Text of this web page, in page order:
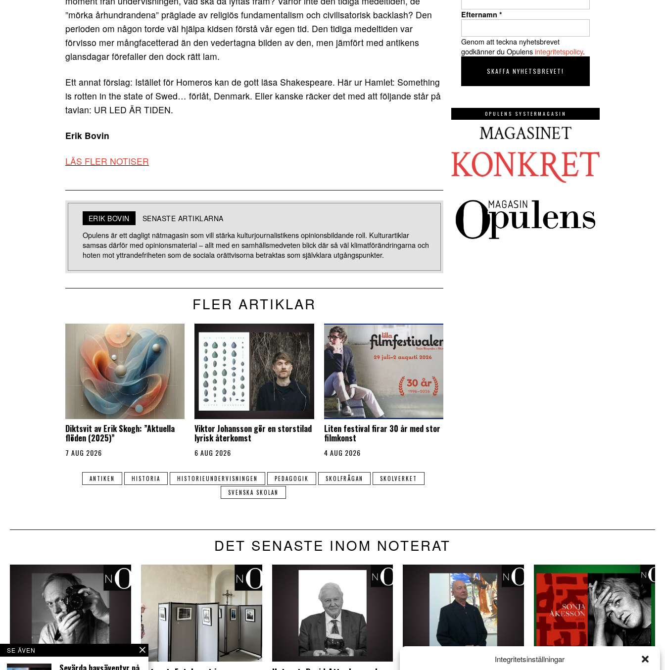
Integritetsinställningar
”mörka århundrandena” präglade av religiös fundamentalism och civilisatorisk backlash? Den
perioden om någon torde väl hjälpa kidsen förstå vår egen tid. Den tidiga medeltiden var
förvisso mer mångfacetterad än den vedertagna bilden av den, men jämfört med antikens
glansdagar förefaller den dock rätt lam.
Ett annat förslag: Istället för Homeros kan de gott läsa Shakespeare. Här ur Hamlet: Something
is rotten in the state of Swed… förlåt, Denmark. Eller kanske räcker det med att följande står på
tavlan: UR LED ÄR TIDEN.
Erik Bovin
LÄS FLER NOTISER
ERIK BOVIN SENASTE ARTIKLARNA
Opulens är ett dagligt nätmagasin som vill stärka kulturjournalistikens opinionsbildande roll. Kulturartiklar
samsas därför med opinionsmaterial – allt med en samhällsmedveten blick där så väl klimatförändringarna och
hoten mot yttrandefriheten som de sociala orättvisorna betraktas som självklara utgångspunkter.
FLER ARTIKLAR
Diktsvit av Erik Skogh: ”Aktuella
flöden (2025)”
7 AUG 2026
Viktor Johansson gör en storstilad
lyrisk återkomst
6 AUG 2026
Liten festival firar 30 år med stor
filmkonst
4 AUG 2026
ANTIKEN HISTORIA HISTORIEUNDERVISNINGEN PEDAGOGIK SKOLFRÅGAN
SKOLVERKET
SVENSKA SKOLAN
Efternamn *
Genom att teckna nyhetsbrevet
godkänner du Opulensintegritetspolicy.
OPULENS SYSTERMAGASIN
DET SENASTE INOM NOTERAT
SE ÄVEN